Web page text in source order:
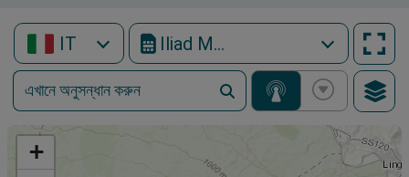
IT Iliad Mobile
+